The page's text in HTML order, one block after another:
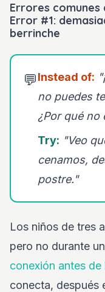
Errores comunes
Error #1:
berrinche
💬Instead of:
no puedes
¿Por qué no
Try: "Veo
cenamos,
postre."
Los niños de tres
pero no durante
conexión antes
conecta, después